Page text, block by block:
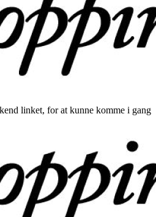
linket, for at kunne komme i gang